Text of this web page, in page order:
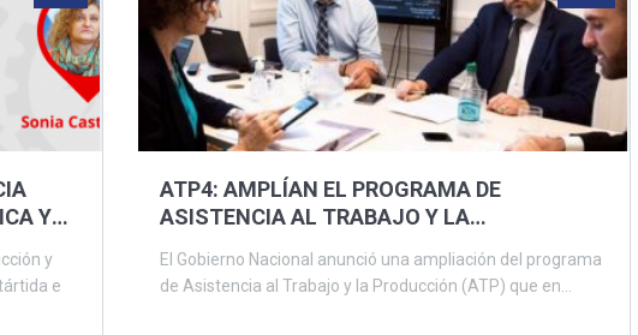
Y
y
e
ATP4: AMPLÍAN EL PROGRAMA DE
ASISTENCIA AL TRABAJO Y LA
CRÉDITOS A TASA 0%
El Gobierno Nacional anunció una ampliación del programa
de Asistencia al Trabajo y la Producción (ATP) que en...